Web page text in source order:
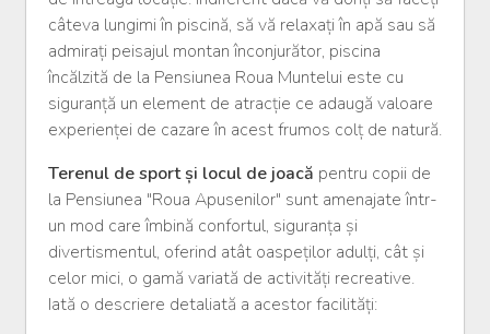
câteva lungimi în piscină, să vă relaxați în apă sau să
admirați peisajul montan înconjurător, piscina
încălzită de la Pensiunea Roua Muntelui este cu
siguranță un element de atracție ce adaugă valoare
experienței de cazare în acest frumos colț de natură.
Terenul de sport și locul de joacă pentru copii de
la Pensiunea "Roua Apusenilor" sunt amenajate într-
un mod care îmbină confortul, siguranța și
divertismentul, oferind atât oaspeților adulți, cât și
celor mici, o gamă variată de activități recreative.
Iată o descriere detaliată a acestor facilități: